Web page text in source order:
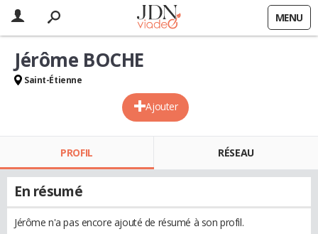
MENU
Ajouter
Jérôme BOCHE
Saint-Étienne
PROFIL RÉSEAU
En résumé
Jérôme n'a pas encore ajouté de résumé à son profil.